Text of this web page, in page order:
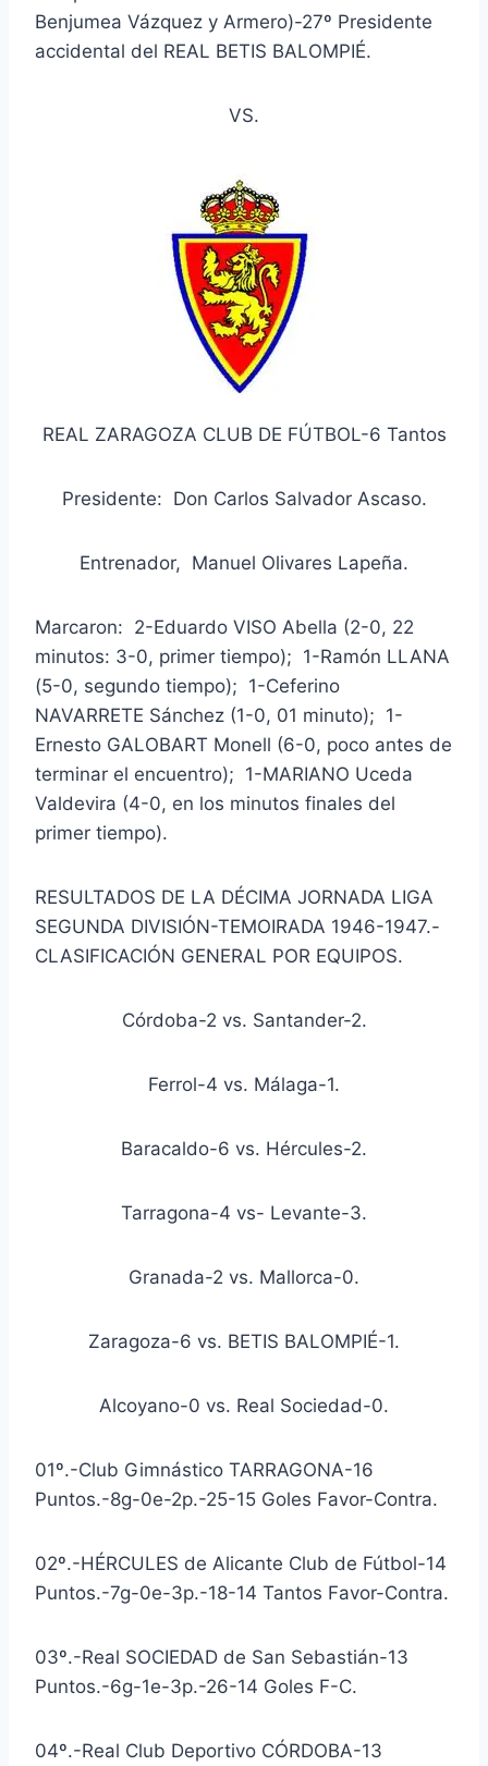
Benjumea Vázquez y Armero)-27º Presidente
accidental del REAL BETIS BALOMPIÉ.
VS.
REAL ZARAGOZA CLUB DE FÚTBOL-6 Tantos
Presidente: Don Carlos Salvador Ascaso.
Entrenador, Manuel Olivares Lapeña.
Marcaron: 2-Eduardo VISO Abella (2-0, 22
minutos: 3-0, primer tiempo); 1-Ramón LLANA
(5-0, segundo tiempo); 1-Ceferino
NAVARRETE Sánchez (1-0, 01 minuto); 1-
Ernesto GALOBART Monell (6-0, poco antes de
terminar el encuentro); 1-MARIANO Uceda
Valdevira (4-0, en los minutos finales del
primer tiempo).
RESULTADOS DE LA DÉCIMA JORNADA LIGA
SEGUNDA DIVISIÓN-TEMOIRADA 1946-1947.-
CLASIFICACIÓN GENERAL POR EQUIPOS.
Córdoba-2 vs. Santander-2.
Ferrol-4 vs. Málaga-1.
Baracaldo-6 vs. Hércules-2.
Tarragona-4 vs- Levante-3.
Granada-2 vs. Mallorca-0.
Zaragoza-6 vs. BETIS BALOMPIÉ-1.
Alcoyano-0 vs. Real Sociedad-0.
01º.-Club Gimnástico TARRAGONA-16
Puntos.-8g-0e-2p.-25-15 Goles Favor-Contra.
02º.-HÉRCULES de Alicante Club de Fútbol-14
Puntos.-7g-0e-3p.-18-14 Tantos Favor-Contra.
03º.-Real SOCIEDAD de San Sebastián-13
Puntos.-6g-1e-3p.-26-14 Goles F-C.
04º.-Real Club Deportivo CÓRDOBA-13